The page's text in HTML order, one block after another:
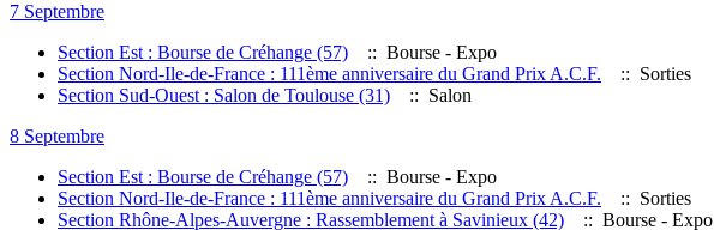
7 Septembre
Section Est : Bourse de Créhange (57)
:: Bourse - Expo
Section Nord-Ile-de-France : 111ème anniversaire du Grand Prix A.C.F.
:: Sorties
Section Sud-Ouest : Salon de Toulouse (31)
:: Salon
8 Septembre
Section Est : Bourse de Créhange (57)
:: Bourse - Expo
Section Nord-Ile-de-France : 111ème anniversaire du Grand Prix A.C.F.
:: Sorties
Section Rhône-Alpes-Auvergne : Rassemblement à Savinieux (42)
:: Bourse - Expo